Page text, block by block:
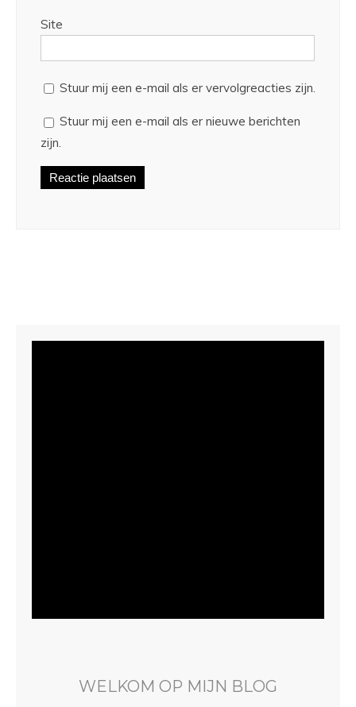
Site
Stuur mij een e-mail als er vervolgreacties zijn.
Stuur mij een e-mail als er nieuwe berichten
zijn.
WELKOM OP MIJN BLOG